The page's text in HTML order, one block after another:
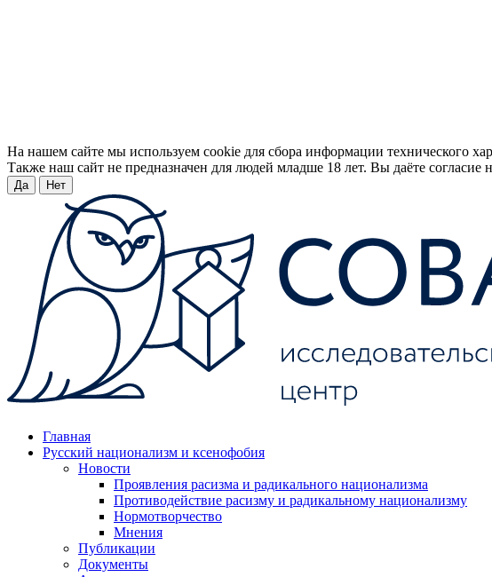
На нашем сайте мы используем cookie для сбора информации технического
Также наш сайт не предназначен для людей младше 18 лет. Вы даёте
Да Нет
Главная
Русский национализм и ксенофобия
Новости
Проявления расизма и радикального национализма
Противодействие расизму и радикальному национализму
Нормотворчество
Мнения
Публикации
Документы